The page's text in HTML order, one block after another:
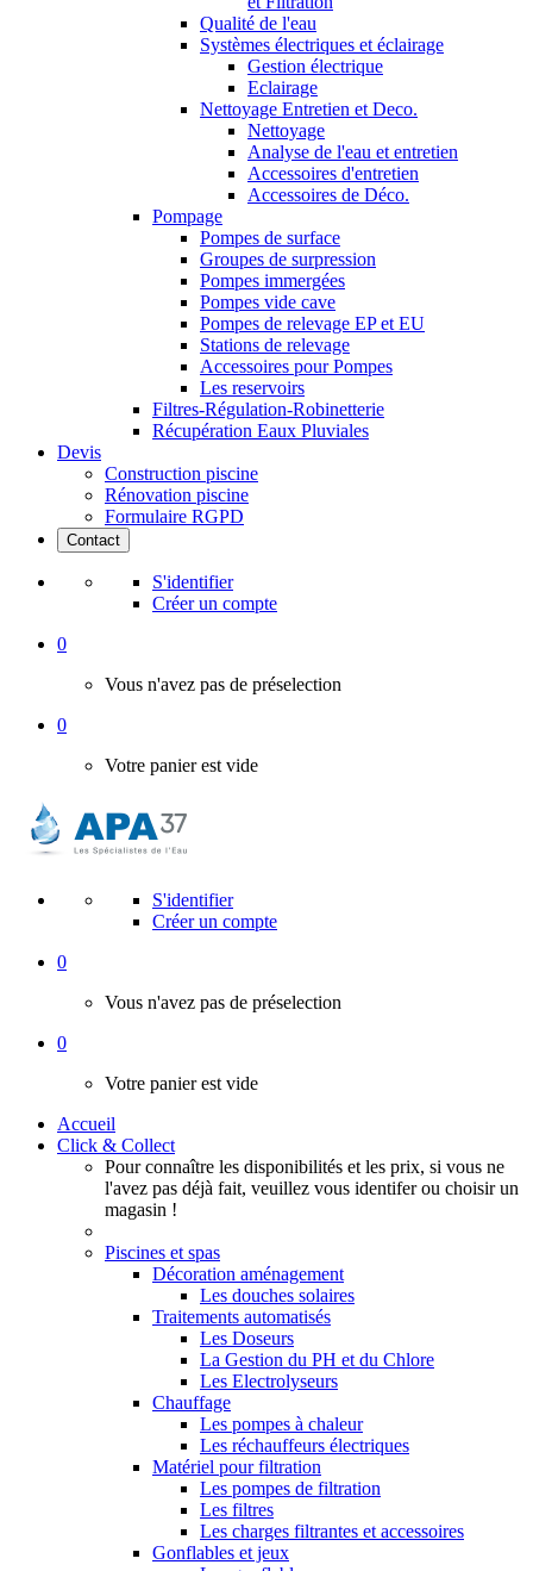
Qualité de l'eau
Systèmes électriques et éclairage
Gestion électrique
Eclairage
Nettoyage Entretien et Deco.
Nettoyage
Analyse de l'eau et entretien
Accessoires d'entretien
Accessoires de Déco.
Pompage
Pompes de surface
Groupes de surpression
Pompes immergées
Pompes vide cave
Pompes de relevage EP et EU
Stations de relevage
Accessoires pour Pompes
Les reservoirs
Filtres-Régulation-Robinetterie
Récupération Eaux Pluviales
Devis
Construction piscine
Rénovation piscine
Formulaire RGPD
Contact
S'identifier
Créer un compte
0
Vous n'avez pas de préselection
0
Votre panier est vide
S'identifier
Créer un compte
0
Vous n'avez pas de préselection
0
Votre panier est vide
Accueil
Click & Collect
Pour connaître les disponibilités et les prix, si vous ne
l'avez pas déjà fait, veuillez vous identifer ou choisir un
magasin !
Piscines et spas
Décoration aménagement
Les douches solaires
Traitements automatisés
Les Doseurs
La Gestion du PH et du Chlore
Les Electrolyseurs
Chauffage
Les pompes à chaleur
Les réchauffeurs électriques
Matériel pour filtration
Les pompes de filtration
Les filtres
Les charges filtrantes et accessoires
Gonflables et jeux